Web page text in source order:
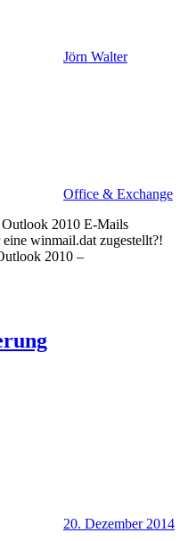
Jörn Walter
Office & Exchange
2010 E-Mails
winmail.dat zugestellt?!
2010 –
20. Dezember 2014